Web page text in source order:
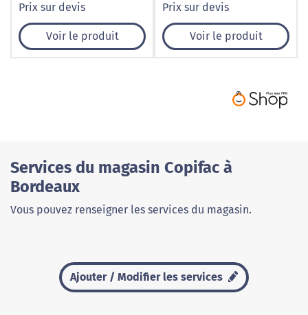
Prix sur devis
Voir le produit
Prix sur devis
Voir le produit
Services du magasin Copifac à
Bordeaux
Vous pouvez renseigner les services du magasin.
Ajouter / Modifier les services